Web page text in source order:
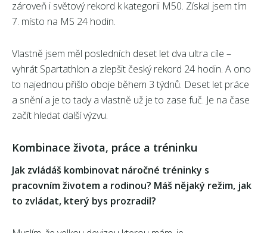
zároveň i světový rekord k kategorii M50. Získal jsem tím
7. místo na MS 24 hodin.
Vlastně jsem měl posledních deset let dva ultra cíle –
vyhrát Spartathlon a zlepšit český rekord 24 hodin. A ono
to najednou přišlo oboje během 3 týdnů. Deset let práce
a snění a je to tady a vlastně už je to zase fuč. Je na čase
začít hledat další výzvu.
Kombinace života, práce a tréninku
Jak zvládáš kombinovat náročné tréninky s
pracovním životem a rodinou? Máš nějaký režim, jak
to zvládat, který bys prozradil?